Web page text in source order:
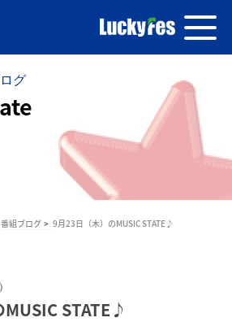
グ
番組ブログ 9月23日（木）のMUSIC STATE♪
STATE♪